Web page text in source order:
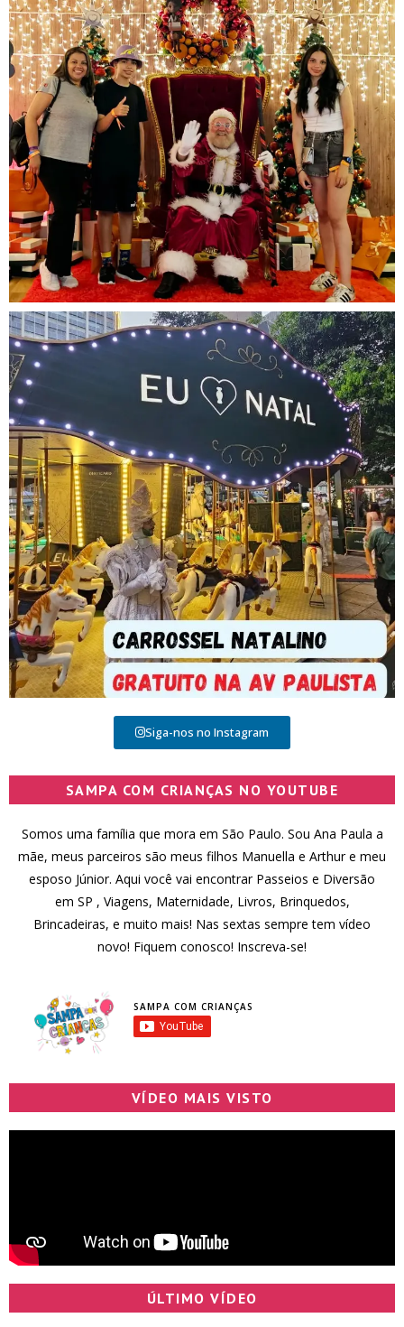
Siga-nos no Instagram
SAMPA COM CRIANÇAS NO YOUTUBE
Somos uma família que mora em São Paulo. Sou Ana Paula a
mãe, meus parceiros são meus filhos Manuella e Arthur e meu
esposo Júnior. Aqui você vai encontrar Passeios e Diversão
em SP , Viagens, Maternidade, Livros, Brinquedos,
Brincadeiras, e muito mais! Nas sextas sempre tem vídeo
novo! Fiquem conosco! Inscreva-se!
SAMPA COM CRIANÇAS
VÍDEO MAIS VISTO
ÚLTIMO VÍDEO